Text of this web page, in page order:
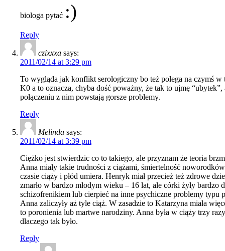
biologa pytać
Reply
czixxxa says:
2011/02/14 at 3:29 pm
To wygląda jak konflikt serologiczny bo też polega na czymś
K0 a to oznacza, chyba dość poważny, że tak to ujmę
połączeniu z nim powstają gorsze problemy.
Reply
Melinda says:
2011/02/14 at 3:39 pm
Ciężko jest stwierdzic co to takiego, ale przyznam że teoria
Anna miały takie trudności z ciążami, śmiertelność
czasie ciąży i płód umiera. Henryk miał przecież też zdrowe
zmarło w bardzo młodym wieku – 16 lat, ale córki żyły
schizofrenikiem lub cierpieć na inne psychiczne problemy typu
Anna zaliczyły aż tyle ciąż. W zasadzie to Katarzyna miała
to poronienia lub martwe narodziny. Anna była w ciąży trzy
dlaczego tak było.
Reply